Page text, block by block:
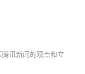
讯新闻的观点和立